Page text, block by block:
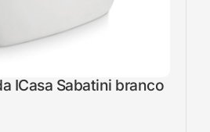
ICasa Sabatini branco